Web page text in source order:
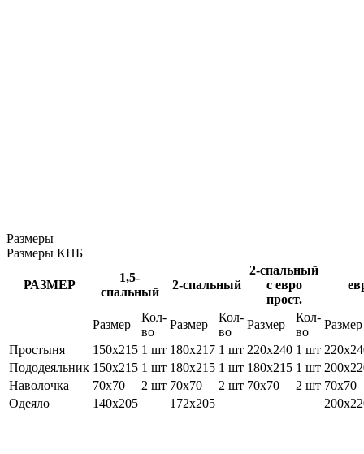
Размеры
Размеры КПБ
РАЗМЕР
1,5-
спальный
2-спальный
2-спальный
с евро
прост.
Размер
Кол-
во
Размер
Кол-
во
Размер
Кол-
во
Размер
Простыня
150х215 1 шт 180х217 1 шт 220х240 1 шт
Пододеяльник 150х215 1 шт 180х215 1 шт 180х215 1 шт
Наволочка
70х70 2 шт 70х70 2 шт 70х70 2 шт 70х70
Одеяло
140х205 172х205